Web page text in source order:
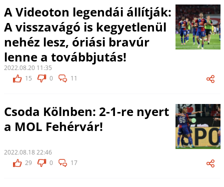
A Videoton legendái állítják:
A visszavágó is kegyetlenül
nehéz lesz, óriási bravúr
lenne a továbbjutás!
2022.08.20 11:35
15
0 11
Csoda Kölnben: 2-1-re nyert
a MOL Fehérvár!
2022.08.18 22:46
29
0 17